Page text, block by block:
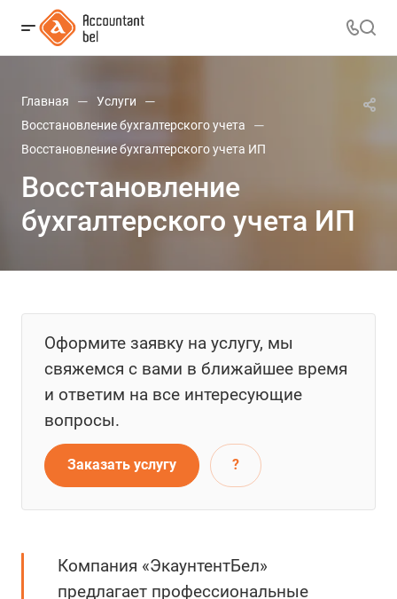
Главная — Услуги —
Восстановление бухгалтерского учета —
Восстановление бухгалтерского учета ИП
Восстановление
бухгалтерского учета ИП
Оформите заявку на услугу, мы
свяжемся с вами в ближайшее время
и ответим на все интересующие
вопросы.
Заказать услугу ?
Компания «ЭкаунтентБел»
предлагает профессиональные